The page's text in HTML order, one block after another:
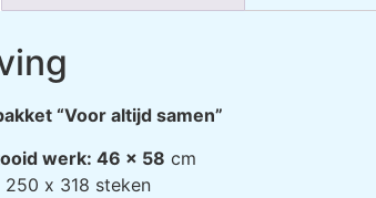
“Voor altijd samen”
werk: 46 x 58 cm
250 х 318 steken